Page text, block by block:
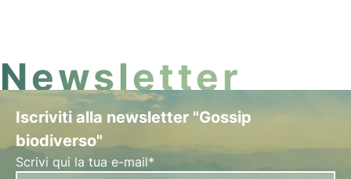
Newsletter
Iscriviti alla newsletter "Gossip
biodiverso"
Scrivi qui la tua e-mail*